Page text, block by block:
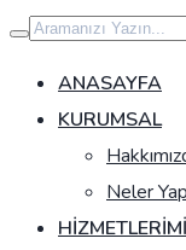
İçeriğe
geç
ANASAYFA
KURUMSAL
Neler